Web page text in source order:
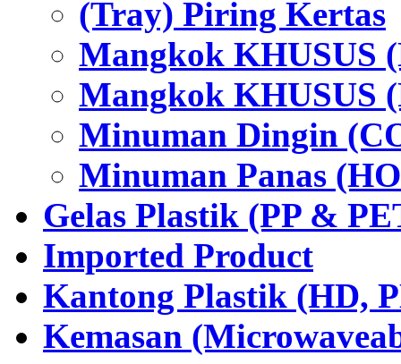
(Tray) Piring Kertas
Mangkok KHUSUS
Mangkok KHUSUS
Minuman Dingin
Minuman Panas
Gelas Plastik (PP &
Imported Product
Kantong Plastik (HD,
Kemasan